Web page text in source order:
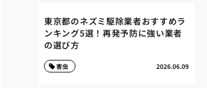
東京都のネズミ駆除業者おすすめラ
ンキング5選！再発予防に強い業者
の選び方
2026.06.09
害虫